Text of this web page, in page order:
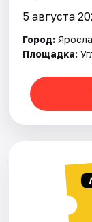
5 августа
Город:
Площадка: